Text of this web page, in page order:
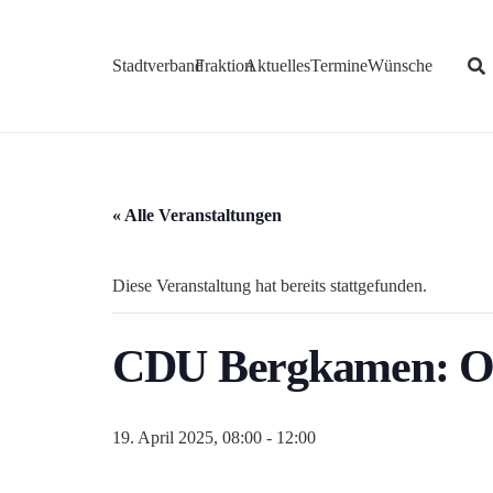
StadtverbandFraktionAktuellesTermineWünsche
« Alle Veranstaltungen
Diese Veranstaltung hat bereits stattgefunden.
CDU Bergkamen:
19. April 2025, 08:00 - 12:00